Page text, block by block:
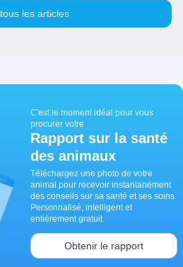
les articles
C'est le moment idéal pour vous
procurer votre
Rapport sur la santé
des animaux
Téléchargez une photo de votre
animal pour recevoir instantanément
des conseils sur sa santé et ses soins.
Personnalisé, intelligent et
entièrement gratuit.
Obtenir le rapport